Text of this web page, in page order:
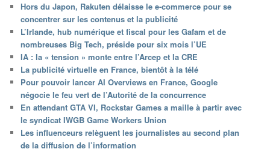
Hors du Japon, Rakuten délaisse le e-commerce pour se
concentrer sur les contenus et la publicité
L’Irlande, hub numérique et fiscal pour les Gafam et de
nombreuses Big Tech, préside pour six mois l’UE
IA : la « tension » monte entre l’Arcep et la CRE
La publicité virtuelle en France, bientôt à la télé
Pour pouvoir lancer AI Overviews en France, Google
négocie le feu vert de l’Autorité de la concurrence
En attendant GTA VI, Rockstar Games a maille à partir avec
le syndicat IWGB Game Workers Union
Les influenceurs relèguent les journalistes au second plan
de la diffusion de l’information